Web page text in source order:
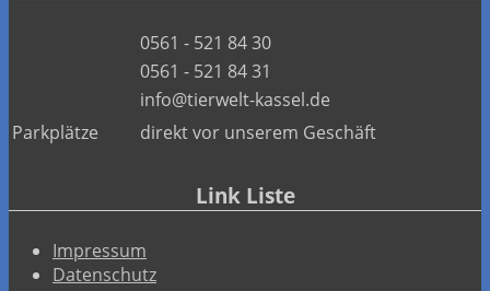
0561 - 521 84 30
0561 - 521 84 31
info@tierwelt-kassel.de
Parkplätze
direkt vor unserem Geschäft
Link Liste
Impressum
Datenschutz